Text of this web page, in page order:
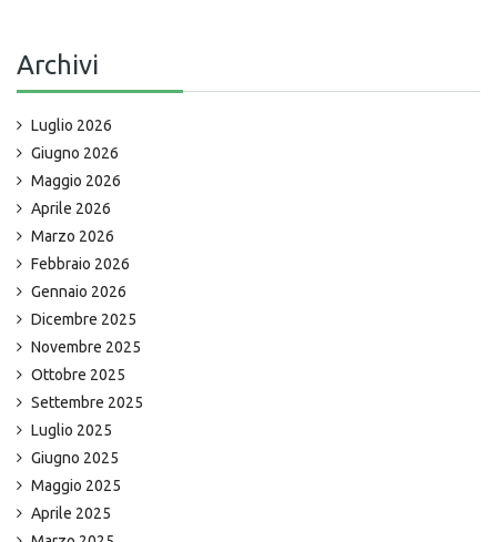
Archivi
Luglio 2026
Giugno 2026
Maggio 2026
Aprile 2026
Marzo 2026
Febbraio 2026
Gennaio 2026
Dicembre 2025
Novembre 2025
Ottobre 2025
Settembre 2025
Luglio 2025
Giugno 2025
Maggio 2025
Aprile 2025